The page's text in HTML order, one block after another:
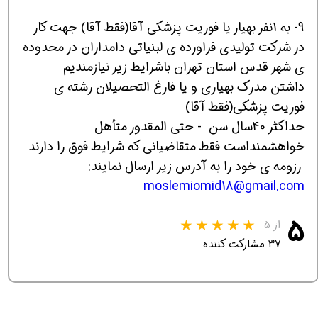
9- به 1نفر بهیار یا فوریت پزشکی آقا(فقط آقا) جهت کار
در شرکت تولیدی فراورده ی لبنیاتی دامداران در محدوده
ی شهر قدس استان تهران باشرایط زیر نیازمندیم
داشتن مدرک بهیاری و یا فارغ التحصیلان رشته ی
فوریت پزشکی(فقط آقا)
حداکثر 40سال سن‌ - حتی المقدور متأهل
خواهشمنداست فقط متقاضیانی که شرایط فوق را دارند
رزومه ی خود را به آدرس زیر ارسال نمایند:
moslemiomid18@gmail.com
۵ از ۵
۳۷ مشارکت کننده